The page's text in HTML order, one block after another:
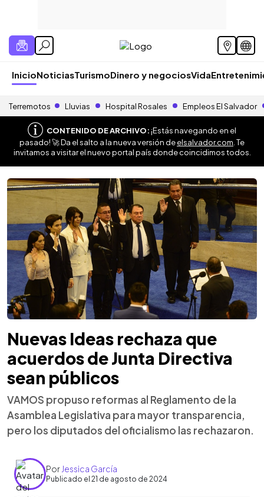
InicioNoticiasTurismoDinero y negociosVida
Terremotos Lluvias Hospital Rosales Empleos El Salvador
CONTENIDO DE ARCHIVO:¡Estás navegando en el
pasado! 🚀 Da el salto a la nueva versión deelsalvador.com . Te
invitamos a visitar el nuevo portal país donde coincidimos todos.
Nuevas Ideas rechaza que
acuerdos de Junta Directiva
sean públicos
VAMOS propuso reformas al Reglamento de la
Asamblea Legislativa para mayor transparencia,
pero los diputados del oficialismo las rechazaron.
Por Jessica García
Publicado el 21 de agosto de 2024